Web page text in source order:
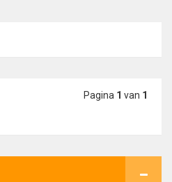
Pagina 1 van 1